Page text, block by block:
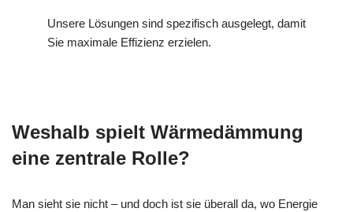
Unsere Lösungen sind spezifisch ausgelegt, damit
Sie maximale Effizienz erzielen.
Weshalb spielt Wärmedämmung
eine zentrale Rolle?
Man sieht sie nicht – und doch ist sie überall da, wo Energie